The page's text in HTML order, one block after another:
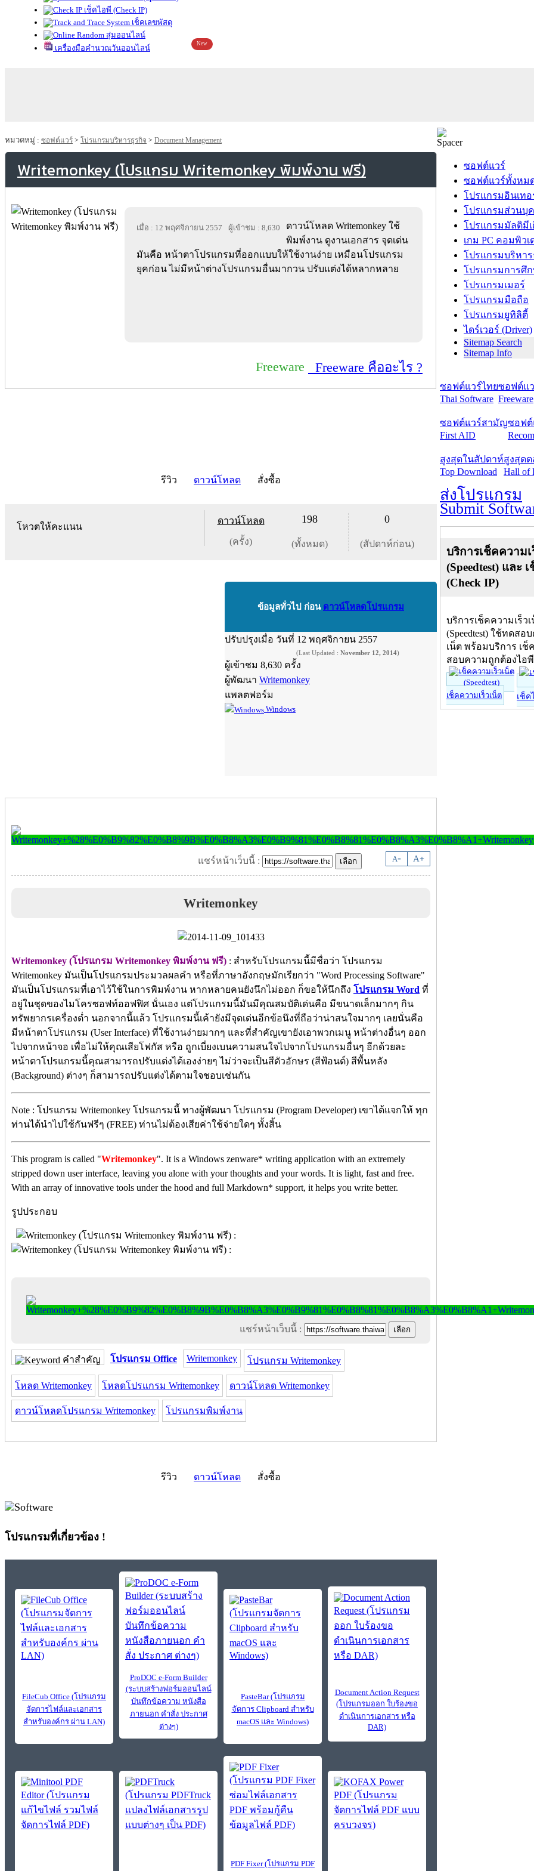
เช็คไอพี (Check IP)
เช็คเลขพัสดุ
สุ่มออนไลน์
เครื่องมือคำนวณวันออนไลน์
New
หมวดหมู่ : ซอฟต์แวร์ > โปรแกรมบริหารธุรกิจ > Document Management
Writemonkey (โปรแกรม Writemonkey พิมพ์งาน ฟรี)
เมื่อ : 12 พฤศจิกายน 2557 ผู้เข้าชม : 8,630
ดาวน์โหลด Writemonkey ใช้
พิมพ์งาน ดูงานเอกสาร จุดเด่น
มันคือ หน้าตาโปรแกรมที่ออกแบบให้ใช้งานง่าย เหมือนโปรแกรม
ยุคก่อน ไม่มีหน้าต่างโปรแกรมอื่นมากวน ปรับแต่งได้หลากหลาย
Freeware Freeware คืออะไร ?
รีวิว ดาวน์โหลด สั่งซื้อ
โหวตให้คะแนน
ดาวน์โหลด
(ครั้ง)
198
(ทั้งหมด)
0
(สัปดาห์ก่อน)
ข้อมูลทั่วไป ก่อน ดาวน์โหลดโปรแกรม
ปรับปรุงเมื่อ วันที่ 12 พฤศจิกายน 2557
(Last Updated : November 12, 2014)
ผู้เข้าชม 8,630 ครั้ง
ผู้พัฒนา Writemonkey
แพลตฟอร์ม
Windows
A- A+
แชร์หน้าเว็บนี้ :
Writemonkey
Writemonkey (โปรแกรม Writemonkey พิมพ์งาน ฟรี) : สำหรับโปรแกรมนี้มีชื่อว่า โปรแกรม
Writemonkey มันเป็นโปรแกรมประมวลผลคำ หรือที่ภาษาอังกฤษมักเรียกว่า "Word Processing Software"
มันเป็นโปรแกรมที่เอาไว้ใช้ในการพิมพ์งาน หากหลายคนยังนึกไม่ออก ก็ขอให้นึกถึง โปรแกรม Word ที่
อยู่ในชุดของไมโครซอฟท์ออฟฟิศ นั่นเอง แต่โปรแกรมนี้มันมีคุณสมบัติเด่นคือ มีขนาดเล็กมากๆ กิน
ทรัพยากรเครื่องต่ำ นอกจากนี้แล้ว โปรแกรมนี้เค้ายังมีจุดเด่นอีกข้อนึงที่ถือว่าน่าสนใจมากๆ เลยนั่นคือ
มีหน้าตาโปรแกรม (User Interface) ที่ใช้งานง่ายมากๆ และที่สำคัญเขายังเอาพวกเมนู หน้าต่างอื่นๆ ออก
ไปจากหน้าจอ เพื่อไม่ให้คุณเสียโฟกัส หรือ ถูกเบี่ยงเบนความสนใจไปจากโปรแกรมอื่นๆ อีกด้วยละ
หน้าตาโปรแกรมนี้คุณสามารถปรับแต่งได้เองง่ายๆ ไม่ว่าจะเป็นสีตัวอักษร (สีฟ้อนต์) สีพื้นหลัง
(Background) ต่างๆ ก็สามารถปรับแต่งได้ตามใจชอบเช่นกัน
Note : โปรแกรม Writemonkey โปรแกรมนี้ ทางผู้พัฒนา โปรแกรม (Program Developer) เขาได้แจกให้ ทุก
ท่านได้นำไปใช้กันฟรีๆ (FREE) ท่านไม่ต้องเสียค่าใช้จ่ายใดๆ ทั้งสิ้น
This program is called "Writemonkey". It is a Windows zenware* writing application with an extremely
stripped down user interface, leaving you alone with your thoughts and your words. It is light, fast and free.
With an array of innovative tools under the hood and full Markdown* support, it helps you write better.
รูปประกอบ
แชร์หน้าเว็บนี้ :
คำสำคัญ โปรแกรม Office Writemonkey โปรแกรม Writemonkey
โหลด Writemonkey โหลดโปรแกรม Writemonkey ดาวน์โหลด Writemonkey
ดาวน์โหลดโปรแกรม Writemonkey โปรแกรมพิมพ์งาน
รีวิว ดาวน์โหลด สั่งซื้อ
โปรแกรมที่เกี่ยวข้อง !
FileCub Office (โปรแกรม
จัดการไฟล์และเอกสาร
สำหรับองค์กร ผ่าน LAN)
ProDOC e-Form Builder
(ระบบสร้างฟอร์มออนไลน์
บันทึกข้อความ หนังสือ
ภายนอก คำสั่ง ประกาศ
ต่างๆ)
PasteBar (โปรแกรม
จัดการ Clipboard สำหรับ
macOS และ Windows)
Document Action Request
(โปรแกรมออก ใบร้องขอ
ดำเนินการเอกสาร หรือ
DAR)
PDF Fixer (โปรแกรม PDF
ซอฟต์แวร์
ซอฟต์แวร์ทั้งหม
โปรแกรมอินเทอ
โปรแกรมส่วนบุ
โปรแกรมมัลติมีเ
เกม PC คอมพิวเ
โปรแกรมบริหา
โปรแกรมการศึ
โปรแกรมเมอร์
โปรแกรมมือถือ
โปรแกรมยูทิลิตี้
ไดร์เวอร์ (Driver)
Sitemap Search
Sitemap Info
ซอฟต์แวร์ไทย
Thai Software
ซอฟต์แ
Freeware
ซอฟต์แวร์สามัญ
First AID
ซอฟต์
สูงสุดในสัปดาห์
Top Download
สูงสุด
Hall of
ส่งโปรแกรม
Submit
บริการเช็คความเ
(Speedtest) และ
(Check IP)
บริการเช็คความเร็ว
(Speedtest) ใช้ทดสอ
เน็ต พร้อมบริการ เช็
สอบความถูกต้องไอ
เช็คความเร็วเน็ต เช็ค